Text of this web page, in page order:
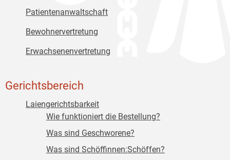
Patientenanwaltschaft
Bewohnervertretung
Erwachsenenvertretung
Gerichtsbereich
Laiengerichtsbarkeit
Wie funktioniert die Bestellung?
Was sind Geschworene?
Was sind Schöffinnen:Schöffen?